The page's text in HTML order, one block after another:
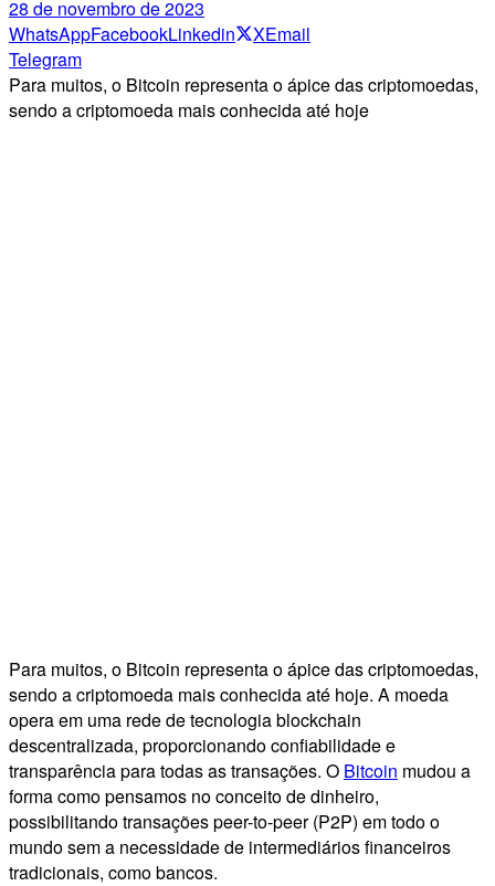
28 de novembro de 2023
WhatsAppFacebookLinkedin XEmail
Telegram
Para muitos, o Bitcoin representa o ápice das criptomoedas,
sendo a criptomoeda mais conhecida até hoje
Para muitos, o Bitcoin representa o ápice das criptomoedas,
sendo a criptomoeda mais conhecida até hoje. A moeda
opera em uma rede de tecnologia blockchain
descentralizada, proporcionando confiabilidade e
transparência para todas as transações. O Bitcoin mudou a
forma como pensamos no conceito de dinheiro,
possibilitando transações peer-to-peer (P2P) em todo o
mundo sem a necessidade de intermediários financeiros
tradicionais, como bancos.